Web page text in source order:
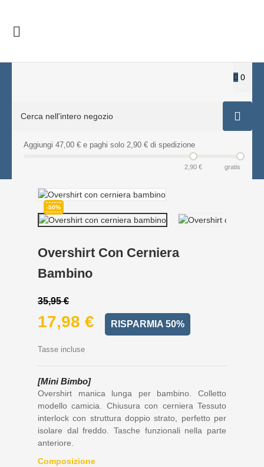

0
Aggiungi 47,00 € e paghi solo 2,90 € di spedizione
2,90 € gratis
-50%
Overshirt Con Cerniera
Bambino
35,95 €
17,98 € RISPARMIA 50%
Tasse incluse
[Mini Bimbo]
Overshirt manica lunga per bambino. Colletto
modello camicia. Chiusura con cerniera Tessuto
interlock con struttura doppio strato, perfetto per
isolare dal freddo. Tasche funzionali nella parte
anteriore.
Composizione